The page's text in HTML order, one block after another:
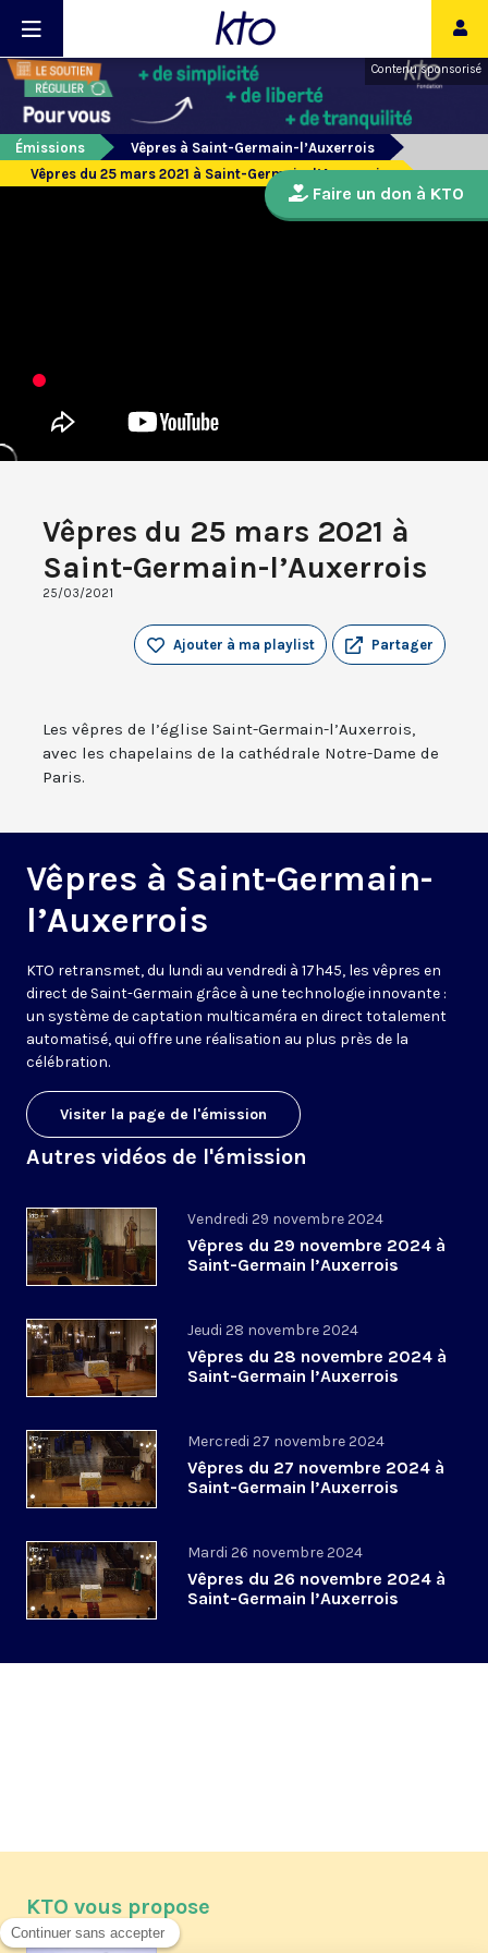
Contenu sponsorisé
Émissions
Vêpres à Saint-Germain-l’Auxerrois
Vêpres du 25 mars 2021 à Saint-Germain-l’Auxerrois
Vêpres du 25 mars 2021 à
Saint-Germain-l’Auxerrois
25/03/2021
Partager
Ajouter à ma playlist
Les vêpres de l’église Saint-Germain-l’Auxerrois,
avec les chapelains de la cathédrale Notre-Dame de
Paris.
Vêpres à Saint-Germain-
l’Auxerrois
KTO retransmet, du lundi au vendredi à 17h45, les vêpres en
direct de Saint-Germain grâce à une technologie innovante :
un système de captation multicaméra en direct totalement
automatisé, qui offre une réalisation au plus près de la
célébration.
Visiter la page de l'émission
Autres vidéos de l'émission
Vendredi 29 novembre 2024
Vêpres du 29 novembre 2024 à
Saint-Germain l’Auxerrois
Jeudi 28 novembre 2024
Vêpres du 28 novembre 2024 à
Saint-Germain l’Auxerrois
Mercredi 27 novembre 2024
Vêpres du 27 novembre 2024 à
Saint-Germain l’Auxerrois
Mardi 26 novembre 2024
Vêpres du 26 novembre 2024 à
Saint-Germain l’Auxerrois
Faire un don à KTO
KTO vous propose